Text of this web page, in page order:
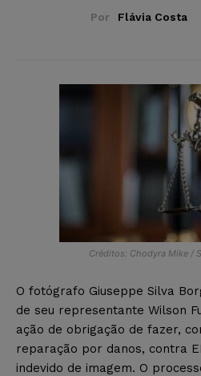
Por Flávia Costa
Créditos: Chodyra Mike /
O fotógrafo Giuseppe Silva
de seu representante Wilson
ação de obrigação de fazer,
reparação por danos, contra
indevido de imagem. O